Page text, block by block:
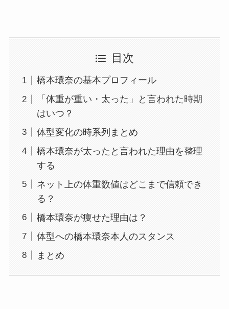
目次
橋本環奈の基本プロフィール
「体重が重い・太った」と言われた時期
はいつ？
体型変化の時系列まとめ
橋本環奈が太ったと言われた理由を整理
する
ネット上の体重数値はどこまで信頼でき
る？
橋本環奈が痩せた理由は？
体型への橋本環奈本人のスタンス
まとめ